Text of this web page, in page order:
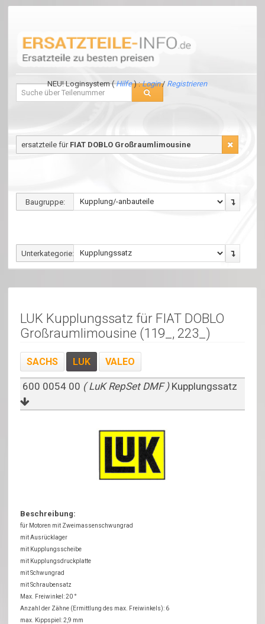
NEU! Loginsystem (Hilfe) :Login/ Registrieren
ersatzteile für FIAT DOBLO Großraumlimousine
Baugruppe:
Unterkategorie:
LUK Kupplungssatz für FIAT DOBLO
Großraumlimousine (119_, 223_)
SACHS LUK VALEO
600 0054 00 ( LuK RepSet DMF ) Kupplungssatz
Beschreibung:
für Motoren mit Zweimassenschwungrad
mit Ausrücklager
mit Kupplungsscheibe
mit Kupplungsdruckplatte
mit Schwungrad
mit Schraubensatz
Max. Freiwinkel: 20 °
Anzahl der Zähne (Ermittlung des max. Freiwinkels): 6
max. Kippspiel: 2,9 mm